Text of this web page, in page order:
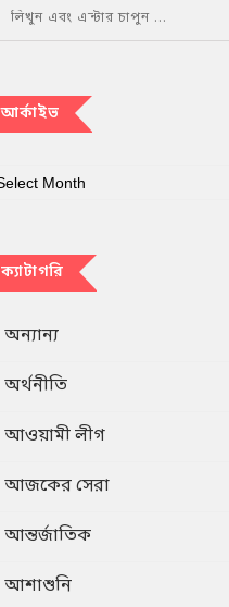
আর্কাইভ
ক্যাটাগরি
অন্যান্য
অর্থনীতি
আওয়ামী লীগ
আজকের সেরা
আন্তর্জাতিক
আশাশুনি